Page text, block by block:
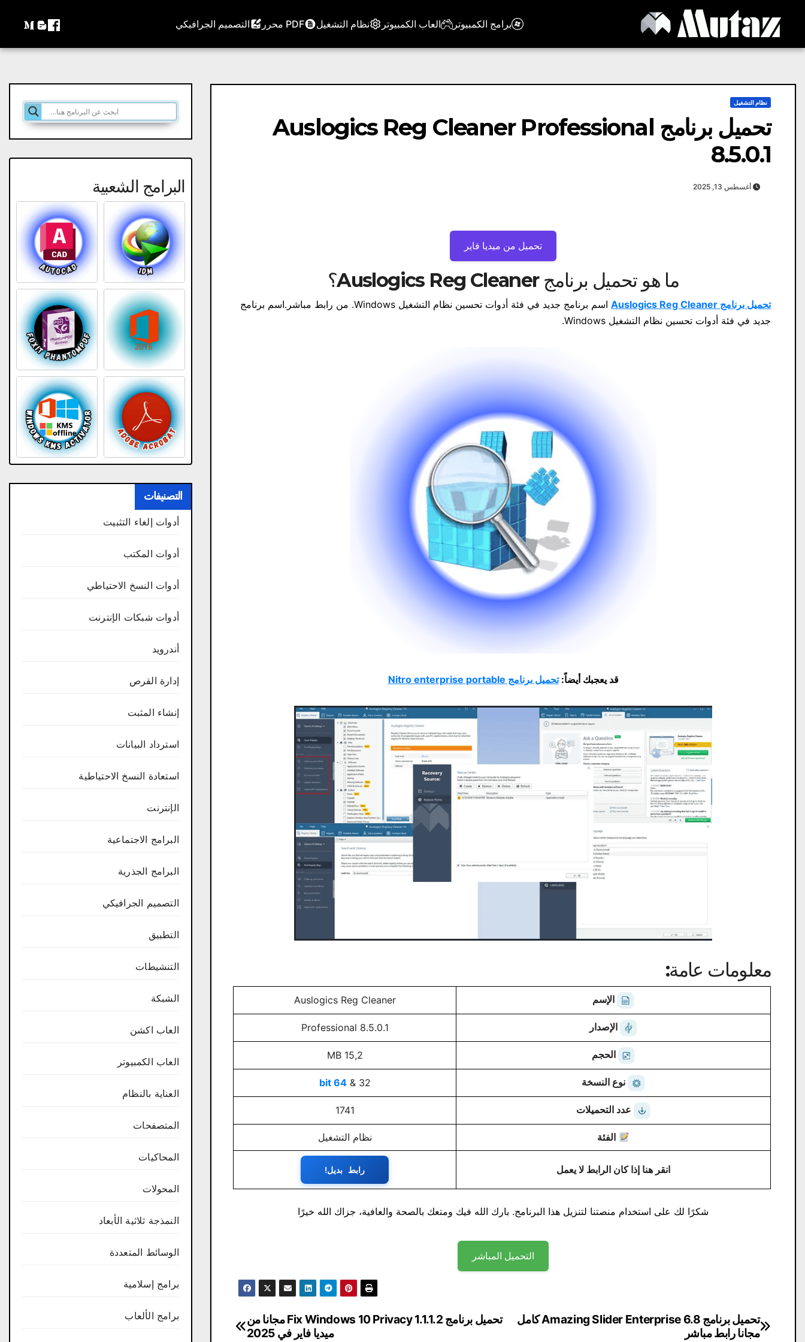
content
برامج الكمبيوتر العاب الكمبيوتر نظام التشغيل PDF محرر التصميم الجرافيكي
نظام التشغيل
تحميل برنامج Auslogics Reg Cleaner Professional
8.5.0.1
أغسطس 13, 2025
تحميل من ميديا ​​فاير
ما هو تحميل برنامج Auslogics Reg Cleaner؟
تحميل برنامج Auslogics Reg Cleaner
اسم برنامج جديد في فئة أدوات تحسين نظام التشغيل Windows. من رابط مباشر.اسم برنامج
جديد في فئة أدوات تحسين نظام التشغيل Windows.
قد يعجبك أيضاً:تحميل برنامج Nitro enterprise portable
معلومات عامة:
الإسم Auslogics Reg Cleaner
الإصدار Professional 8.5.0.1
الحجم 15,2 MB
نوع النسخة 32 &
64 bit
عدد التحميلات 1741
الفئة نظام التشغيل
انقر هنا إذا كان الرابط لا يعمل رابط بديل!
شكرًا لك على استخدام منصتنا لتنزيل هذا البرنامج. بارك الله فيك ومتعك بالصحة والعافية، جزاك الله خيرًا
التحميل المباشر
تصفّح
تحميل برنامج Fix Windows 10 Privacy 1.1.1.2 مجانا من
ميديا ​​فاير في 2025
تحميل برنامج Amazing Slider Enterprise 6.8 كامل
مجانا رابط مباشر
البرامج الشعبية
التصنيفات
أدوات إلغاء التثبيت
أدوات المكتب
أدوات النسخ الاحتياطي
أدوات شبكات الإنترنت
أندرويد
إدارة القرص
إنشاء المثبت
استرداد البيانات
استعادة النسخ الاحتياطية
الإنترنت
البرامج الاجتماعية
البرامج الجذرية
التصميم الجرافيكي
التطبيق
التنشيطات
الشبكة
العاب اكشن
العاب الكمبيوتر
العناية بالنظام
المتصفحات
المحاكيات
المحولات
النمذجة ثلاثية الأبعاد
الوسائط المتعددة
برامج إسلامية
برامج الألعاب